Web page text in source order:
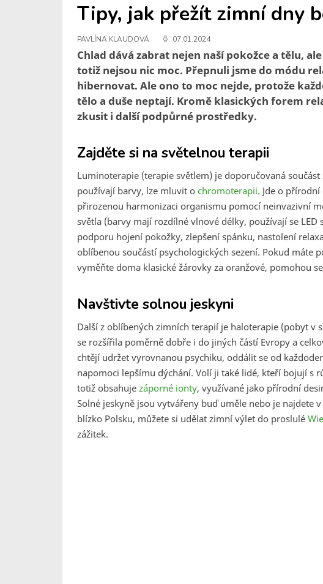
Tipy, jak přežít zimní dny
PAVLÍNA KLAUDOVÁ 07.01.2024
Chlad dává zabrat nejen naší pokožce a tělu,
totiž nejsou nic moc. Přepnuli jsme do módu
hibernovat. Ale ono to moc nejde, protože
tělo a duše neptají. Kromě klasických forem
zkusit i další podpůrné prostředky.
Zajděte si na světelnou terapii
Luminoterapie (terapie světlem) je doporučovaná
používají barvy, lze mluvit o chromoterapii. Jde o
přirozenou harmonizaci organismu pomocí neinvazivní
světla (barvy mají rozdílné vlnové délky, používají se
podporu hojení pokožky, zlepšení spánku, nastolení
oblíbenou součástí psychologických sezení. Pokud máte
vyměňte doma klasické žárovky za oranžové, pomohou
Navštivte solnou jeskyni
Další z oblíbených zimních terapií je haloterapie (pobyt v
se rozšířila poměrně dobře i do jiných částí Evropy a
chtějí udržet vyrovnanou psychiku, oddálit se od
napomoci lepšímu dýchání. Volí ji také lidé, kteří bojují s
totiž obsahuje záporné ionty, využívané jako přírodní
Solné jeskyně jsou vytvářeny buď uměle nebo je najdete
blízko Polsku, můžete si udělat zimní výlet do proslulé
zážitek.